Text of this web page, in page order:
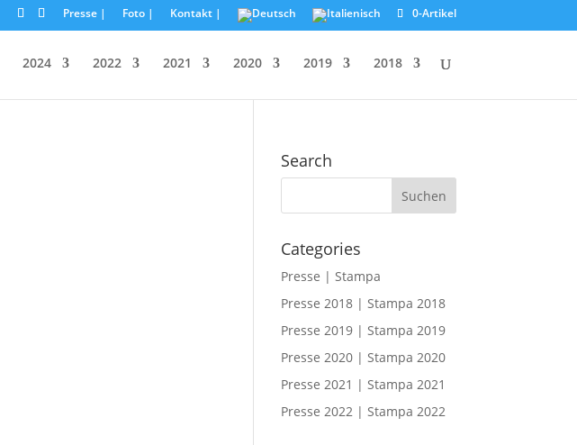
Presse | Foto | Kontakt | 0-Artikel
2024 2022 2021 2020 2019 2018
Search
Categories
Presse | Stampa
Presse 2018 | Stampa 2018
Presse 2019 | Stampa 2019
Presse 2020 | Stampa 2020
Presse 2021 | Stampa 2021
Presse 2022 | Stampa 2022